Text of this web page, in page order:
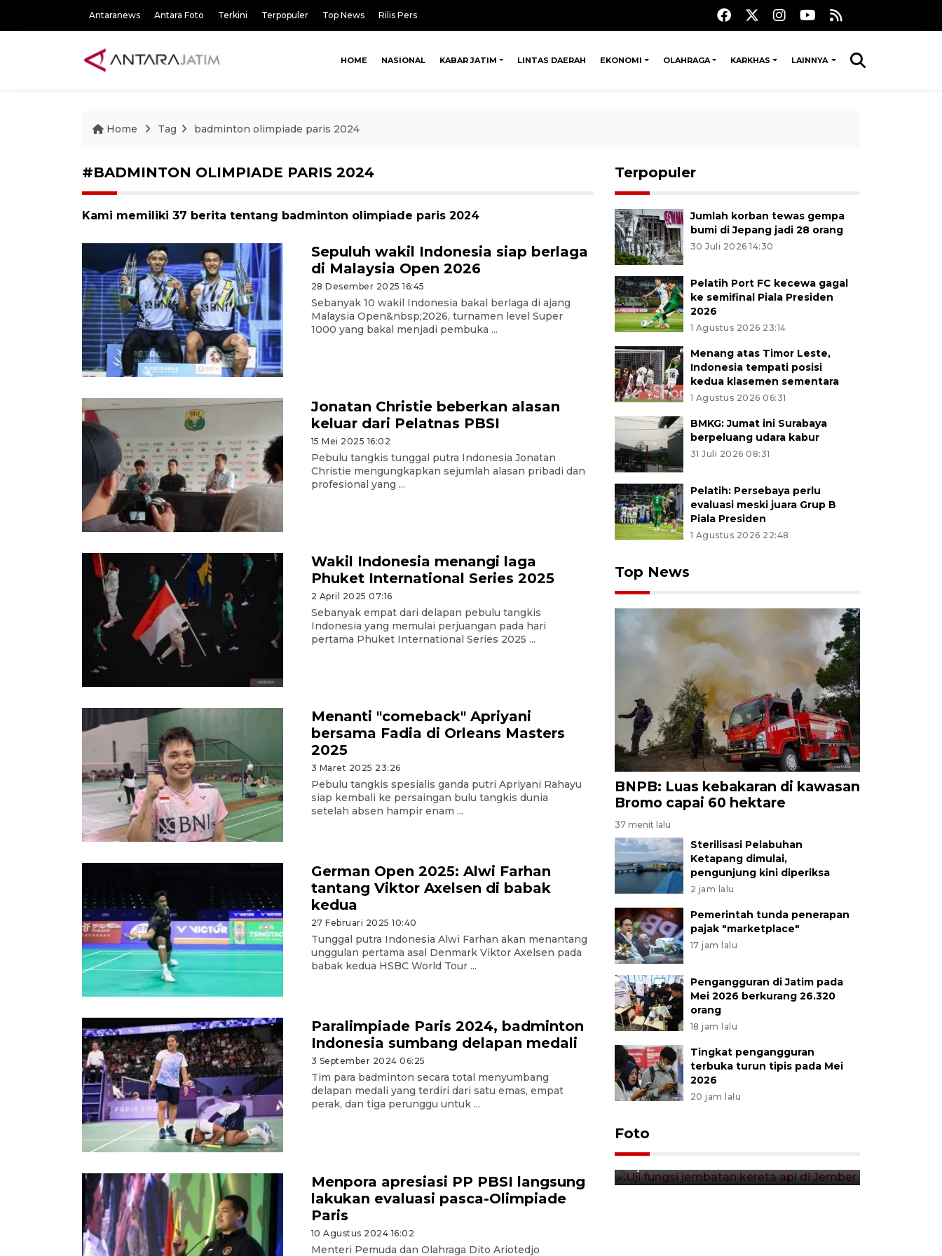
Antaranews Antara Foto Terkini Terpopuler Top News Rilis Pers
HOME NASIONAL KABAR JATIM LINTAS DAERAH EKONOMI OLAHRAGA KARKHAS LAINNYA
Home Tag badminton olimpiade paris 2024
#BADMINTON OLIMPIADE PARIS 2024
Kami memiliki 37 berita tentang badminton olimpiade paris 2024
Sepuluh wakil Indonesia siap berlaga
di Malaysia Open 2026
28 Desember 2025 16:45
Sebanyak 10 wakil Indonesia bakal berlaga di ajang
Malaysia Open&nbsp;2026, turnamen level Super
1000 yang bakal menjadi pembuka ...
Jonatan Christie beberkan alasan
keluar dari Pelatnas PBSI
15 Mei 2025 16:02
Pebulu tangkis tunggal putra Indonesia Jonatan
Christie mengungkapkan sejumlah alasan pribadi dan
profesional yang ...
Wakil Indonesia menangi laga
Phuket International Series 2025
2 April 2025 07:16
Sebanyak empat dari delapan pebulu tangkis
Indonesia yang memulai perjuangan pada hari
pertama Phuket International Series 2025 ...
Menanti "comeback" Apriyani
bersama Fadia di Orleans Masters
2025
3 Maret 2025 23:26
Pebulu tangkis spesialis ganda putri Apriyani Rahayu
siap kembali ke persaingan bulu tangkis dunia
setelah absen hampir enam ...
German Open 2025: Alwi Farhan
tantang Viktor Axelsen di babak
kedua
27 Februari 2025 10:40
Tunggal putra Indonesia Alwi Farhan akan menantang
unggulan pertama asal Denmark Viktor Axelsen pada
babak kedua HSBC World Tour ...
Paralimpiade Paris 2024, badminton
Indonesia sumbang delapan medali
3 September 2024 06:25
Tim para badminton secara total menyumbang
delapan medali yang terdiri dari satu emas, empat
perak, dan tiga perunggu untuk ...
Menpora apresiasi PP PBSI langsung
lakukan evaluasi pasca-Olimpiade
Paris
10 Agustus 2024 16:02
Menteri Pemuda dan Olahraga Dito Ariotedjo
Terpopuler
Jumlah korban tewas gempa
bumi di Jepang jadi 28 orang
30 Juli 2026 14:30
Pelatih Port FC kecewa gagal
ke semifinal Piala Presiden
2026
1 Agustus 2026 23:14
Menang atas Timor Leste,
Indonesia tempati posisi
kedua klasemen sementara
1 Agustus 2026 06:31
BMKG: Jumat ini Surabaya
berpeluang udara kabur
31 Juli 2026 08:31
Pelatih: Persebaya perlu
evaluasi meski juara Grup B
Piala Presiden
1 Agustus 2026 22:48
Top News
BNPB: Luas kebakaran di kawasan
Bromo capai 60 hektare
37 menit lalu
Sterilisasi Pelabuhan
Ketapang dimulai,
pengunjung kini diperiksa
2 jam lalu
Pemerintah tunda penerapan
pajak "marketplace"
17 jam lalu
Pengangguran di Jatim pada
Mei 2026 berkurang 26.320
orang
18 jam lalu
Tingkat pengangguran
terbuka turun tipis pada Mei
2026
20 jam lalu
Foto
11 jam lalu
Uji fungsi jembatan kereta api
di Jember